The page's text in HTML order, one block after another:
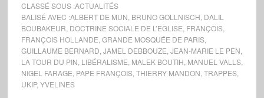
CLASSÉ SOUS :ACTUALITÉS
BALISÉ AVEC :ALBERT DE MUN BRUNO GOLLNISCH DALIL
BOUBAKEUR DOCTRINE SOCIALE DE L’EGLISE FRANÇOIS,
FRANÇOIS HOLLANDE GRANDE MOSQUÉE DE PARIS,
GUILLAUME BERNARD JAMEL DEBBOUZE JEAN-MARIE LE PEN
LA TOUR DU PIN LIBÉRALISME MALEK BOUTIH MANUEL VALLS,
NIGEL FARAGE PAPE FRANÇOIS, THIERRY MANDON TRAPPES,
UKIP, YVELINES